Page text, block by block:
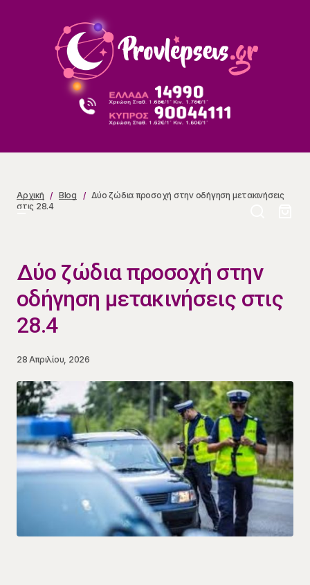
Αρχική Blog
Δύο ζώδια προσοχή στην οδήγηση μετακινήσεις
στις 28.4
Δύο ζώδια προσοχή στην
οδήγηση μετακινήσεις στις
28.4
28 Απριλίου, 2026